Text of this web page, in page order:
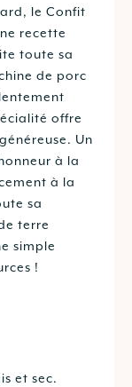
le Confit
recette
toute sa
de porc
offre
Un
à la
à la
sa
terre
simple
!
et sec.